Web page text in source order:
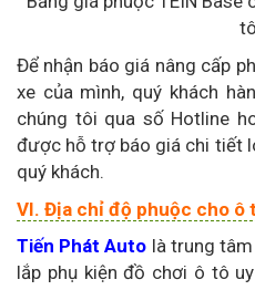
tô
Để nhận báo giá nâng cấp
xe của mình, quý khách
chúng tôi qua số Hotline
được hỗ trợ báo giá chi tiết
quý khách.
VI. Địa chỉ độ phuộc cho ô
Tiến Phát Auto là trung
lắp phụ kiện đồ chơi ô tô